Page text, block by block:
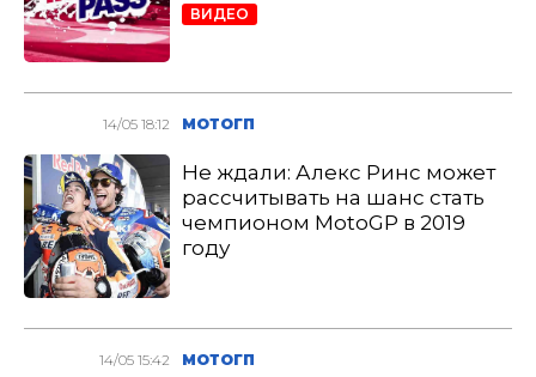
ВИДЕО
14/05 18:12 МОТОГП
Не ждали: Алекс Ринс может
рассчитывать на шанс стать
чемпионом MotoGP в 2019
году
14/05 15:42 МОТОГП